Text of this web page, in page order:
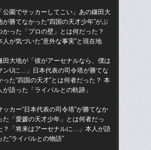
「公園でサッカーしてこい」あの鎌田大
が勝てなかった“四国の天才少年”がぶ
かった「プロの壁」とは何だった？
人が気づいた“意外な事実”と現在地
田大地が「彼がアーセナルなら、僕は
ンUに…」日本代表の司令塔が勝てな
った“四国の天才”とは何者だった？ 本
が語った「ライバルとの軌跡」
ッカー“日本代表の司令塔”が勝てなか
た「愛媛の天才少年」とは何者だっ
？「将来はアーセナルに…」本人が語
た“ライバルとの物語”